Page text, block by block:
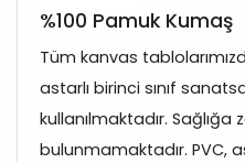
%100 Pamuk Kumaş
Tüm kanvas
astarlı birinci sınıf
kullanılmaktadır. Sağlığa
bulunmamaktadır. PVC,